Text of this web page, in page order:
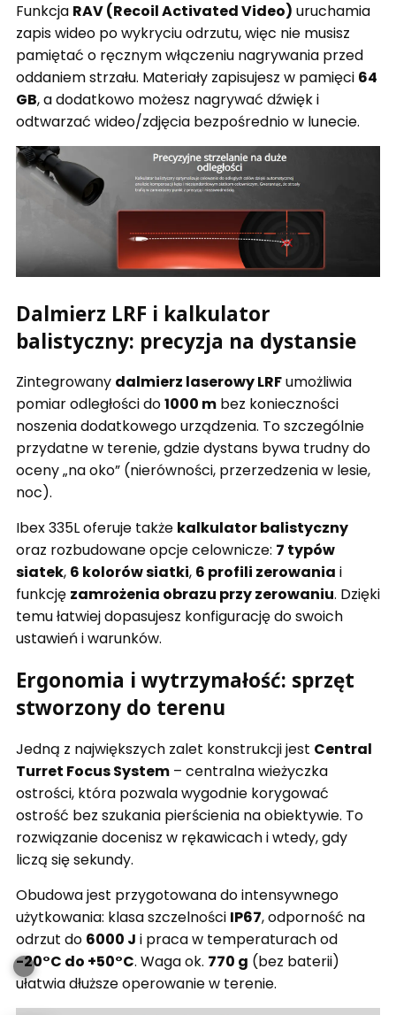
Funkcja RAV (Recoil Activated Video) uruchamia
zapis wideo po wykryciu odrzutu, więc nie musisz
pamiętać o ręcznym włączeniu nagrywania przed
oddaniem strzału. Materiały zapisujesz w pamięci 64
GB, a dodatkowo możesz nagrywać dźwięk i
odtwarzać wideo/zdjęcia bezpośrednio w lunecie.
Dalmierz LRF i kalkulator
balistyczny: precyzja na dystansie
Zintegrowany dalmierz laserowy LRFumożliwia
pomiar odległości do1000 m bez konieczności
noszenia dodatkowego urządzenia. To szczególnie
przydatne w terenie, gdzie dystans bywa trudny do
oceny „na oko” (nierówności, przerzedzenia w lesie,
noc).
Ibex 335L oferuje także kalkulator balistyczny
oraz rozbudowane opcje celownicze: 7 typów
siatek, 6 kolorów siatki, 6 profili zerowania i
funkcję zamrożenia obrazu przy zerowaniu. Dzięki
temu łatwiej dopasujesz konfigurację do swoich
ustawień i warunków.
Ergonomia i wytrzymałość: sprzęt
stworzony do terenu
Jedną z największych zalet konstrukcji jest Central
Turret Focus System – centralna wieżyczka
ostrości, która pozwala wygodnie korygować
ostrość bez szukania pierścienia na obiektywie. To
rozwiązanie docenisz w rękawicach i wtedy, gdy
liczą się sekundy.
Obudowa jest przygotowana do intensywnego
użytkowania: klasa szczelności IP67, odporność na
odrzut do 6000 J i praca w temperaturach od
-20°C do +50°C. Waga ok. 770 g (bez baterii)
ułatwia dłuższe operowanie w terenie.